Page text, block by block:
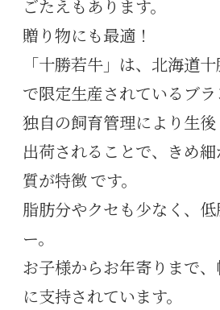
ごたえもあります。
贈り物にも最適！
「十勝若牛」は、北海道
で限定生産されているブラ
独自の飼育管理により生後
出荷されることで、きめ
質が特徴 です。
脂肪分やクセも少なく、低
ー。
お子様からお年寄りまで
に支持されています。